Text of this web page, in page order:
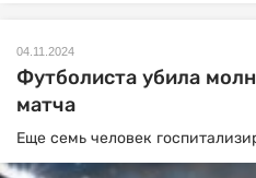
04.11.2024
Футболиста убила
матча
Еще семь человек